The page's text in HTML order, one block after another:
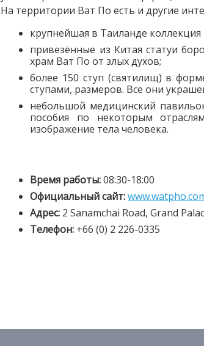
На территории Ват По есть и другие
крупнейшая в Таиланде
привезённые из Китая статуи
храм Ват По от злых духов;
более 150 ступ (святилищ) в
ступами, размеров. Все они
небольшой медицинский
пособия по некоторым
изображение тела человека.
Время работы:08:30-18:00
Официальный сайт:
Адрес: 2 Sanamchai Road, Grand
Телефон: +66 (0) 2 226-0335